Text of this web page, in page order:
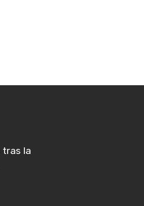
tras la